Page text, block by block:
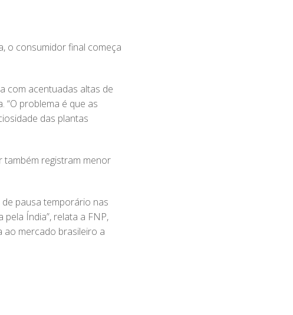
o consumidor final começa
com acentuadas altas de
problema é que as
das plantas
também registram menor
pausa temporário nas
Índia”, relata a FNP,
ao mercado brasileiro a